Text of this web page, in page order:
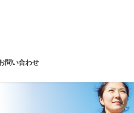
問い合わせ